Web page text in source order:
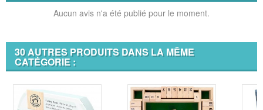
Aucun avis n'a été publié pour le moment.
30 AUTRES PRODUITS DANS LA MÊME
CATÉGORIE :